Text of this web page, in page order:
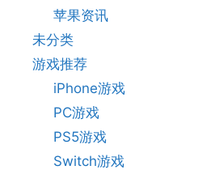
苹果资讯
未分类
游戏推荐
iPhone游戏
PC游戏
PS5游戏
Switch游戏